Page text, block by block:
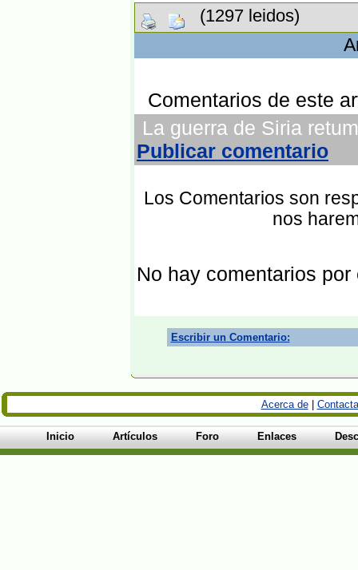
(1297 leidos)
Comentarios de este
La guerra de Siria
Publicar comentario
Los Comentarios son
nos
No hay comentarios por
Escribir un Comentario:
Acerca de|
Inicio Artículos Foro Enlaces